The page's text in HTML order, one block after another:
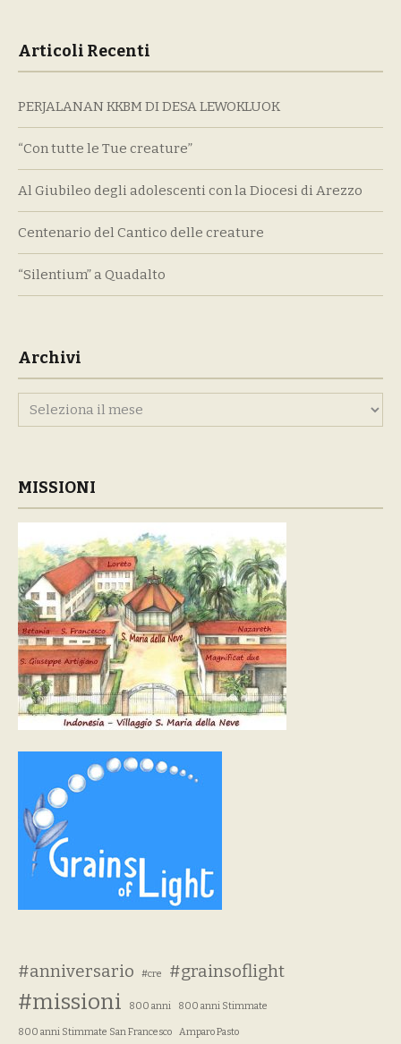
Articoli Recenti
PERJALANAN KKBM DI DESA LEWOKLUOK
“Con tutte le Tue creature”
Al Giubileo degli adolescenti con la Diocesi di Arezzo
Centenario del Cantico delle creature
“Silentium” a Quadalto
Archivi
Archivi
MISSIONI
#anniversario #cre #grainsoflight
#missioni 800 anni 800 anni Stimmate
800 anni Stimmate San Francesco Amparo Pasto